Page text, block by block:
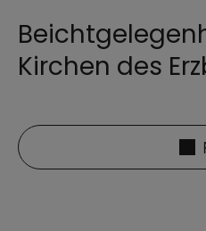
Kirchen des